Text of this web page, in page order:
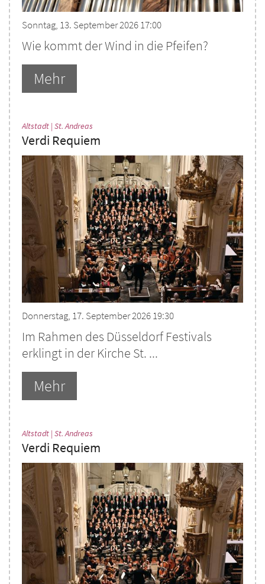
Sonntag, 13. September 2026 17:00
Wie kommt der Wind in die Pfeifen?
Mehr
Altstadt | St. Andreas
Verdi Requiem
Donnerstag, 17. September 2026 19:30
Im Rahmen des Düsseldorf Festivals
erklingt in der Kirche St. ...
Mehr
Altstadt | St. Andreas
Verdi Requiem